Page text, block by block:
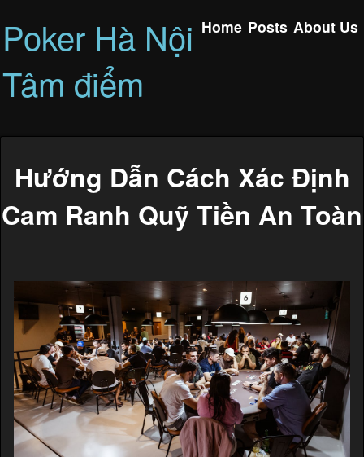
Poker Hà Nội
Tâm điểm
Home Posts About Us
Hướng Dẫn Cách Xác Định
Cam Ranh Quỹ Tiền An Toàn